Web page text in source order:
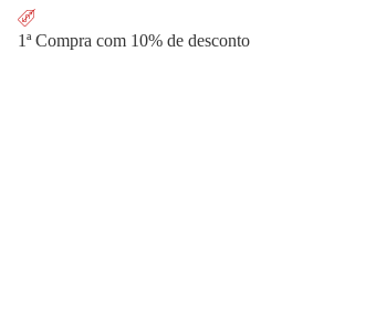
1ª Compra com 10% de desconto